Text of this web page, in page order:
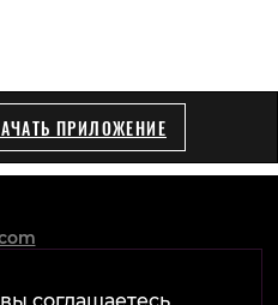
соглашаетесь
ПРИЛОЖЕНИЕ